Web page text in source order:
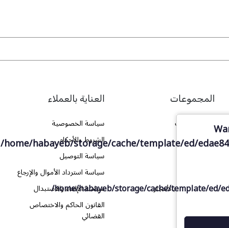
العناية بالعملاء
سياسة الخصوصية
الشروط والأحكام
سياسة التوصيل
سياسة استرداد الأموال والإرجاع
سياسة الإلغاء والاستبدال
القانون الحاكم والاختصاص
القضائي
المجموعات
جميع العبايات
عباية مفتوحة
عباية مرصعة بالأحجار
/home/habayeb/storage/cache/template/ed/
/home/habayeb/storage/cache/template/ed/